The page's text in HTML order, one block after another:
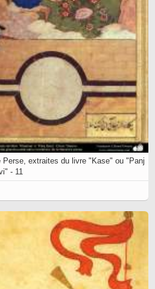
extraites du livre "Kase" ou "Panj
- 11